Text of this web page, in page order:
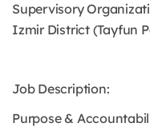
Supervisory
Izmir District (Tayfun
Job Description:
Purpose &